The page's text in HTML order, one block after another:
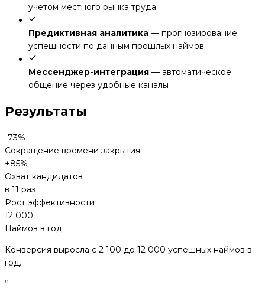
учётом местного рынка труда
Предиктивная аналитика — прогнозирование
успешности по данным прошлых наймов
Мессенджер-интеграция — автоматическое
общение через удобные каналы
Результаты
-73%
Сокращение времени закрытия
+85%
Охват кандидатов
в 11 раз
Рост эффективности
12 000
Наймов в год
Конверсия выросла с 2 100 до 12 000 успешных наймов в
год.
“